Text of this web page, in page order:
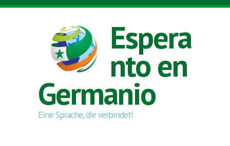
Skip to main content
Espera
nto en
Germanio
Eine Sprache, die verbindet!